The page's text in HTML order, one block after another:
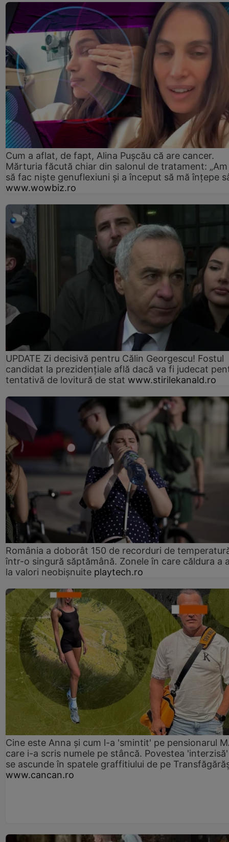
Cum a aflat, de fapt, Alina Pușcău că are cancer.
Mărturia făcută chiar din salonul de tratament:
să fac niște genuflexiuni și a început să mă înțepe
www.wowbiz.ro
UPDATE Zi decisivă pentru Călin Georgescu! Fostul
candidat la prezidențiale află dacă va fi judecat
tentativă de lovitură de stat www.stirilekanald.ro
România a doborât 150 de recorduri de
într-o singură săptămână. Zonele în care căldura a
la valori neobișnuite playtech.ro
Cine este Anna și cum l-a 'smintit' pe pensionarul
care i-a scris numele pe stâncă. Povestea
se ascunde în spatele graffitiului de pe
www.cancan.ro